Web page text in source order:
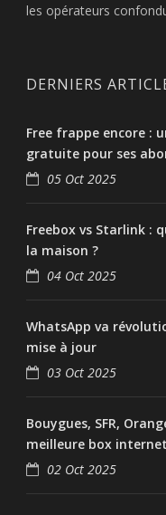
les opérateurs
DERNIERS
Free frappe encore :
gratuite pour ses
05 Oct 2025
Freebox vs Starlink :
la maison ?
04 Oct 2025
WhatsApp va
mise à jour
03 Oct 2025
Bouygues, SFR,
meilleure box
02 Oct 2025